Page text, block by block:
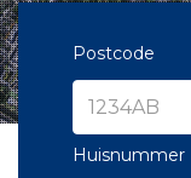
Postcode
Huisnummer